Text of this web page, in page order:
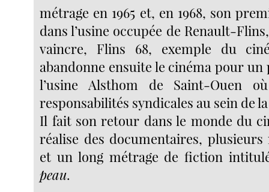
métrage en 1965 et, en 1968, son
dans l’usine occupée de Renault-
vaincre, Flins 68, exemple du
abandonne ensuite le cinéma pour un
l’usine Alsthom de Saint-Ouen
responsabilités syndicales au sein de
Il fait son retour dans le monde du
réalise des documentaires,
et un long métrage de fiction
peau.